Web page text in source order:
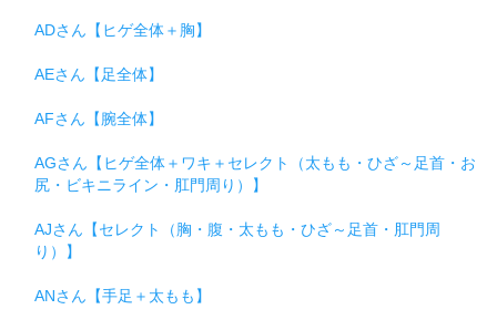
ADさん【ヒゲ全体＋胸】
AEさん【足全体】
AFさん【腕全体】
AGさん【ヒゲ全体＋ワキ＋セレクト（太もも・ひざ～足首・お
尻・ビキニライン・肛門周り）】
AJさん【セレクト（胸・腹・太もも・ひざ～足首・肛門周
り）】
ANさん【手足＋太もも】